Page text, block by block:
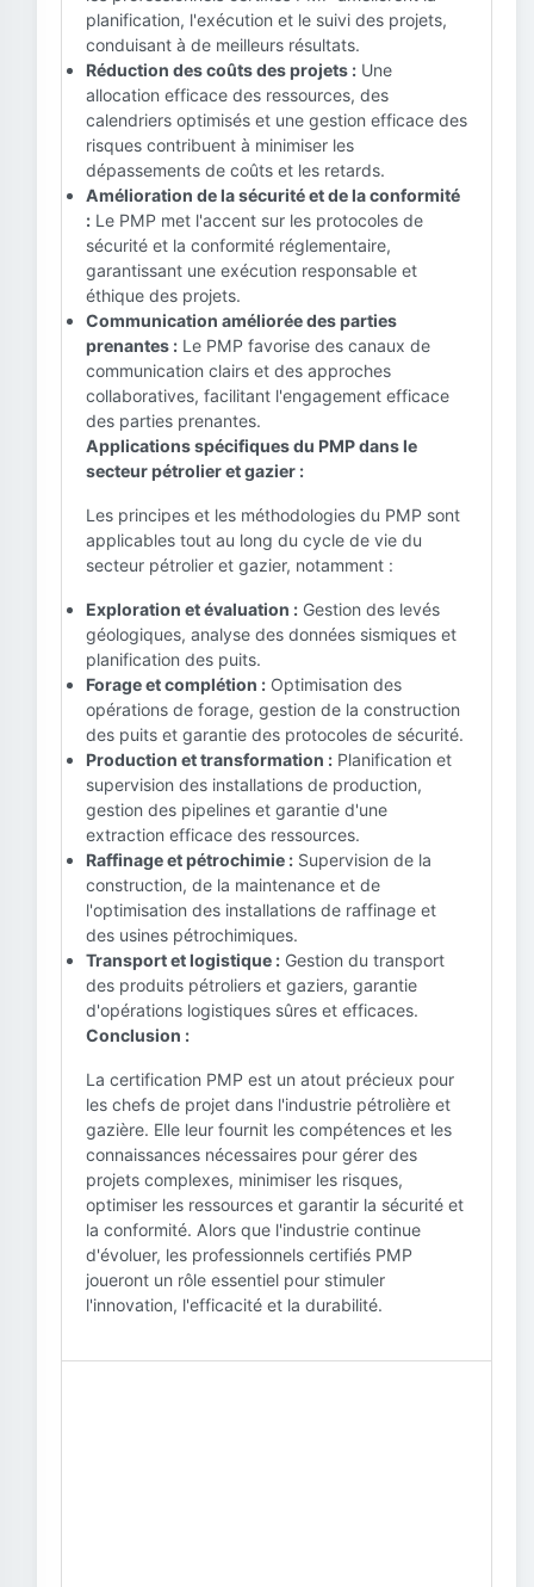
planification, l'exécution et le suivi des projets,
conduisant à de meilleurs résultats.
Réduction des coûts des projets : Une
allocation efficace des ressources, des
calendriers optimisés et une gestion efficace des
risques contribuent à minimiser les
dépassements de coûts et les retards.
Amélioration de la sécurité et de la conformité
: Le PMP met l'accent sur les protocoles de
sécurité et la conformité réglementaire,
garantissant une exécution responsable et
éthique des projets.
Communication améliorée des parties
prenantes : Le PMP favorise des canaux de
communication clairs et des approches
collaboratives, facilitant l'engagement efficace
des parties prenantes.
Applications spécifiques du PMP dans le
secteur pétrolier et gazier :
Les principes et les méthodologies du PMP sont
applicables tout au long du cycle de vie du
secteur pétrolier et gazier, notamment :
Exploration et évaluation : Gestion des levés
géologiques, analyse des données sismiques et
planification des puits.
Forage et complétion : Optimisation des
opérations de forage, gestion de la construction
des puits et garantie des protocoles de sécurité.
Production et transformation : Planification et
supervision des installations de production,
gestion des pipelines et garantie d'une
extraction efficace des ressources.
Raffinage et pétrochimie : Supervision de la
construction, de la maintenance et de
l'optimisation des installations de raffinage et
des usines pétrochimiques.
Transport et logistique : Gestion du transport
des produits pétroliers et gaziers, garantie
d'opérations logistiques sûres et efficaces.
Conclusion :
La certification PMP est un atout précieux pour
les chefs de projet dans l'industrie pétrolière et
gazière. Elle leur fournit les compétences et les
connaissances nécessaires pour gérer des
projets complexes, minimiser les risques,
optimiser les ressources et garantir la sécurité et
la conformité. Alors que l'industrie continue
d'évoluer, les professionnels certifiés PMP
joueront un rôle essentiel pour stimuler
l'innovation, l'efficacité et la durabilité.